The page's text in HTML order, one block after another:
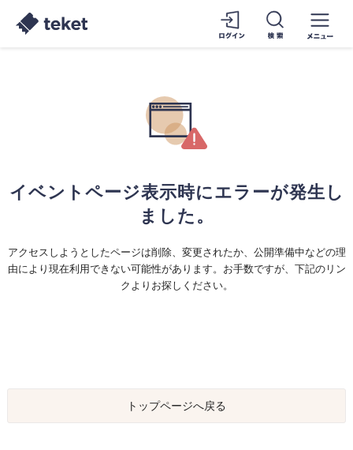
イベントページ表示時にエラーが発生し
ました。
アクセスしようとしたページは削除、変更されたか、公開準備中などの理
由により現在利用できない可能性があります。お手数ですが、下記のリン
クよりお探しください。
トップページへ戻る